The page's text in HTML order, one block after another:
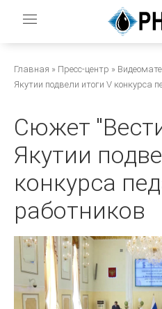
основному
Строка
Главная Пресс-центр
Якутии подвели итоги V конкурса
Сюжет
Якутии
конкурса
работников